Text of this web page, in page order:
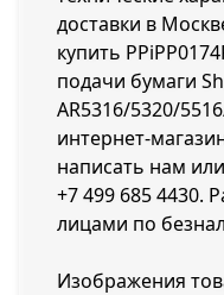
доставки в
купить
подачи бумаги
AR5316/5320/
интернет-
написать нам
+7 499 685 4430.
лицами по
Изображения